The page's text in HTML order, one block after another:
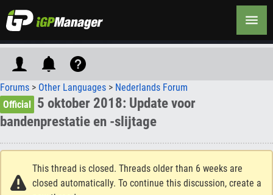
Forums > Other Languages > Nederlands Forum
Official
5 oktober 2018: Update voor
bandenprestatie en -slijtage
This thread is closed. Threads older than 6 weeks are
closed automatically. To continue this discussion, create a